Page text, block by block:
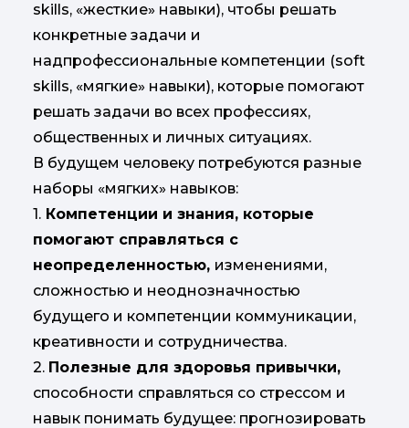
skills, «жесткие» навыки), чтобы решать
конкретные задачи и
надпрофессиональные компетенции (soft
skills, «мягкие» навыки), которые помогают
решать задачи во всех профессиях,
общественных и личных ситуациях.
В будущем человеку потребуются разные
наборы «мягких» навыков:
1. Компетенции и знания, которые
помогают справляться с
неопределенностью, изменениями,
сложностью и неоднозначностью
будущего и компетенции коммуникации,
креативности и сотрудничества.
2. Полезные для здоровья привычки,
способности справляться со стрессом и
навык понимать будущее: прогнозировать